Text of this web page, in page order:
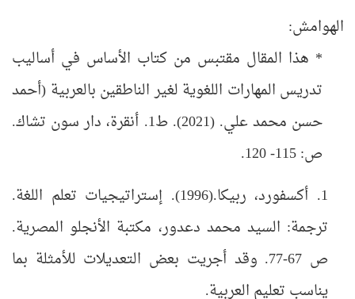
الهوامش:
* هذا المقال مقتبس من كتاب الأساس في أساليب
تدريس المهارات اللغوية لغير الناطقين بالعربية (أحمد
حسن محمد علي. (2021). ط1. أنقرة، دار سون تشاك.
ص: 115-
120
.
1
. أكسفورد، ربيكا.(1996). إستراتيجيات تعلم اللغة.
ترجمة: السيد محمد دعدور، مكتبة الأنجلو المصرية.
ص 67-77.
وقد أجريت بعض التعديلات للأمثلة بما
يناسب تعليم العربية.